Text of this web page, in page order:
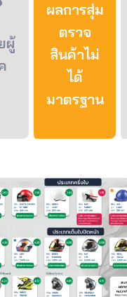
ผู้
ผลการสุ่ม
ตรวจ
สินค้าไม่
ได้
มาตรฐาน